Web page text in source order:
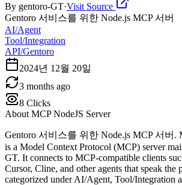
By gentoro-GT·Visit Source
Gentoro 서비스를 위한 Node.js MCP 서버
AI/Agent
Tool/Integration
API/Gentoro
2024년 12월 20일
3 months ago
8 Clicks
About MCP NodeJS Server
Gentoro 서비스를 위한 Node.js MCP 서버.
is a Model Context Protocol (MCP) server
GT. It connects to MCP-compatible clients
Cursor, Cline, and other agents that speak the
categorized under AI/Agent, Tool/Integration